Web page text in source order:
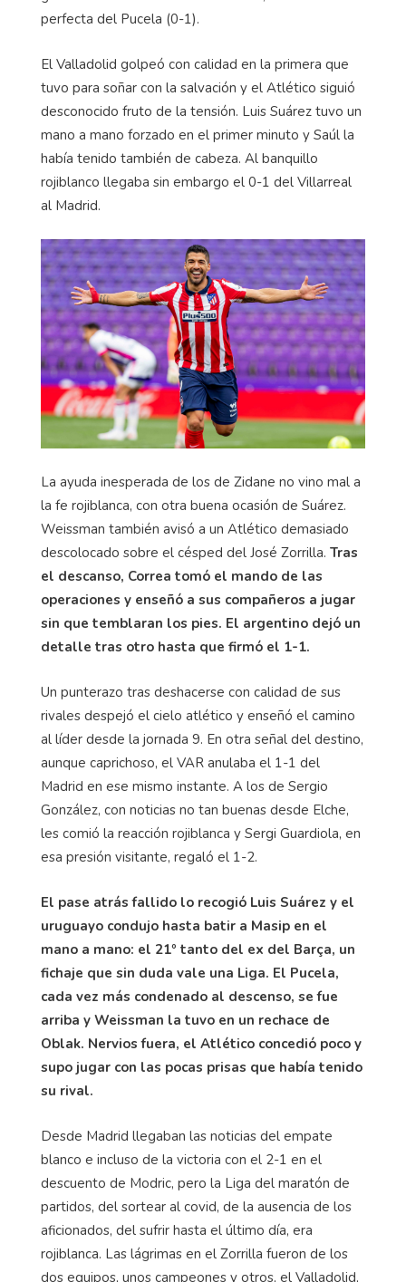
perfecta del Pucela (0-1).
El Valladolid golpeó con calidad en la primera que
tuvo para soñar con la salvación y el Atlético siguió
desconocido fruto de la tensión. Luis Suárez tuvo un
mano a mano forzado en el primer minuto y Saúl la
había tenido también de cabeza. Al banquillo
rojiblanco llegaba sin embargo el 0-1 del Villarreal
al Madrid.
La ayuda inesperada de los de Zidane no vino mal a
la fe rojiblanca, con otra buena ocasión de Suárez.
Weissman también avisó a un Atlético demasiado
descolocado sobre el césped del José Zorrilla. Tras
el descanso, Correa tomó el mando de las
operaciones y enseñó a sus compañeros a jugar
sin que temblaran los pies. El argentino dejó un
detalle tras otro hasta que firmó el 1-1.
Un punterazo tras deshacerse con calidad de sus
rivales despejó el cielo atlético y enseñó el camino
al líder desde la jornada 9. En otra señal del destino,
aunque caprichoso, el VAR anulaba el 1-1 del
Madrid en ese mismo instante. A los de Sergio
González, con noticias no tan buenas desde Elche,
les comió la reacción rojiblanca y Sergi Guardiola, en
esa presión visitante, regaló el 1-2.
El pase atrás fallido lo recogió Luis Suárez y el
uruguayo condujo hasta batir a Masip en el
mano a mano: el 21º tanto del ex del Barça, un
fichaje que sin duda vale una Liga. El Pucela,
cada vez más condenado al descenso, se fue
arriba y Weissman la tuvo en un rechace de
Oblak. Nervios fuera, el Atlético concedió poco y
supo jugar con las pocas prisas que había tenido
su rival.
Desde Madrid llegaban las noticias del empate
blanco e incluso de la victoria con el 2-1 en el
descuento de Modric, pero la Liga del maratón de
partidos, del sortear al covid, de la ausencia de los
aficionados, del sufrir hasta el último día, era
rojiblanca. Las lágrimas en el Zorrilla fueron de los
dos equipos, unos campeones y otros, el Valladolid,